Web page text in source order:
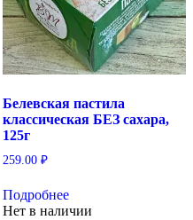
Белевская пастила
классическая БЕЗ сахара,
125г
259.00 ₽
Подробнее
Нет в наличии